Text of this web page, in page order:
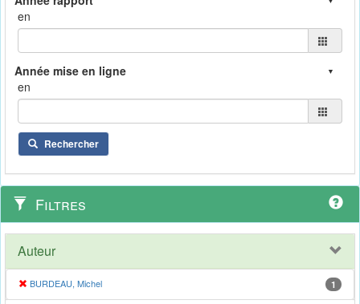
en
en
Rechercher
Filtres
Auteur
BURDEAU, Michel 1